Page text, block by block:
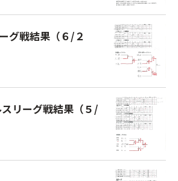
グ戦結果（６/２
リーグ戦結果（５/